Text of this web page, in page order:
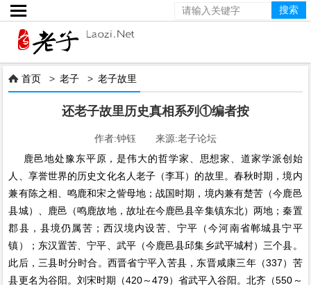

 首页 >老子 >老子故里
还老子故里历史真相系列①编者按
作者:钟钰 来源:老子论坛
鹿邑地处豫东平原，是伟大的哲学家、思想家、道家学派创始
人、享誉世界的历史文化名人老子（李耳）的故里。春秋时期，境内
兼有陈之相、鸣鹿和宋之訾母地；战国时期，境内兼有楚苦（今鹿邑
县城）、鹿邑（鸣鹿故地，故址在今鹿邑县辛集镇东北）两地；秦置
郡县，县境仍属苦；西汉境内设苦、宁平（今河南省郸城县宁平
镇）；东汉置苦、宁平、武平（今鹿邑县邱集乡武平城村）三个县。
此后，三县时分时合。西晋省宁平入苦县，东晋咸康三年（337）苦
县更名为谷阳。刘宋时期（420～479）省武平入谷阳。北齐（550～